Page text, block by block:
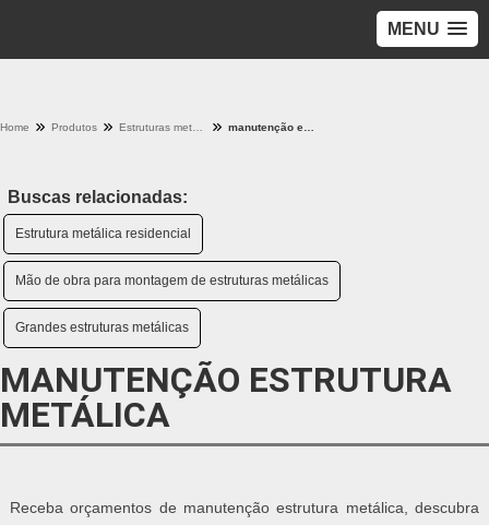
MENU
Home Produtos
Buscas relacionadas:
Estrutura metálica residencial
Mão de obra para montagem de estruturas metálicas
Grandes estruturas metálicas
MANUTENÇÃO ESTRUTURA
METÁLICA
Receba orçamentos de manutenção estrutura metálica, descubra